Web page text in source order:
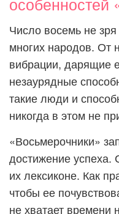
Число восемь не
многих народов. От
вибрации, дарящие
незаурядные
такие люди и
никогда в этом не
«Восьмерочники»
достижение успеха.
их лексиконе. Как
чтобы ее
не хватает времени